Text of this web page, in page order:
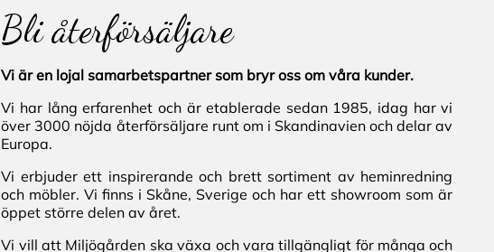
Bli återförsäljare
Vi är en lojal samarbetspartner som bryr oss om våra kunder.
Vi har lång erfarenhet och är etablerade sedan 1985, idag har vi
över 3000 nöjda återförsäljare runt om i Skandinavien och delar av
Europa.
Vi erbjuder ett inspirerande och brett sortiment av heminredning
och möbler. Vi finns i Skåne, Sverige och har ett showroom som är
öppet större delen av året.
Vi vill att Miljögården ska växa och vara tillgängligt för många och